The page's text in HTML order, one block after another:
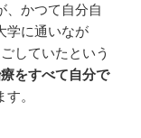
、かつて自分自
学に通いなが
していたという
をすべて自分で
。